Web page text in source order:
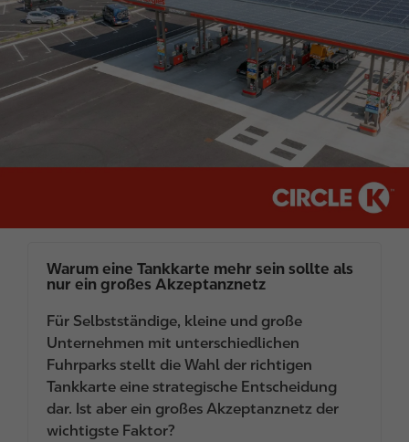
a
g
e
Warum eine Tankkarte mehr sein sollte als
nur ein großes Akzeptanznetz
Für Selbstständige, kleine und große
Unternehmen mit unterschiedlichen
Fuhrparks stellt die Wahl der richtigen
Tankkarte eine strategische Entscheidung
dar. Ist aber ein großes Akzeptanznetz der
wichtigste Faktor?